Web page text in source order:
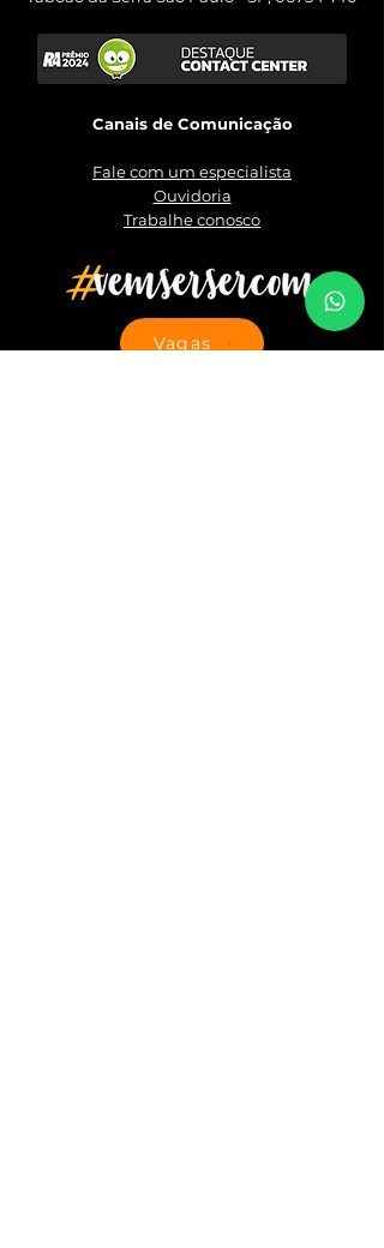
Canais de Comunicação
Fale com um especialista
Ouvidoria
Trabalhe conosco
Vagas